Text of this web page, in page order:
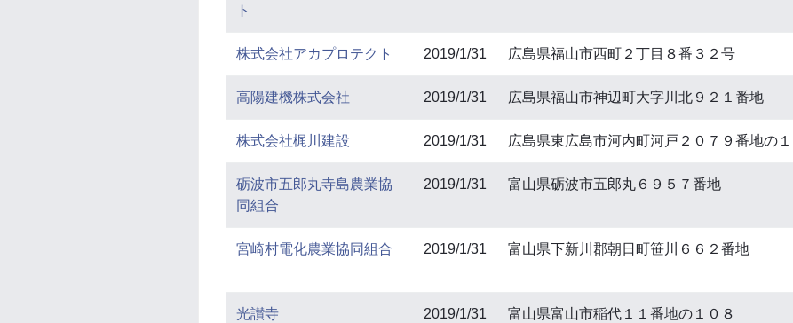
ト
株式会社アカプロテクト 2019/1/31 広島県福山市西町２丁目８番３２号
高陽建機株式会社 2019/1/31 広島県福山市神辺町大字川北９２１番地
株式会社梶川建設 2019/1/31 広島県東広島市河内町河戸２０７９番地の１
砺波市五郎丸寺島農業協
同組合
2019/1/31 富山県砺波市五郎丸６９５７番地
宮崎村電化農業協同組合 2019/1/31 富山県下新川郡朝日町笹川６６２番地
光讃寺 2019/1/31 富山県富山市稲代１１番地の１０８